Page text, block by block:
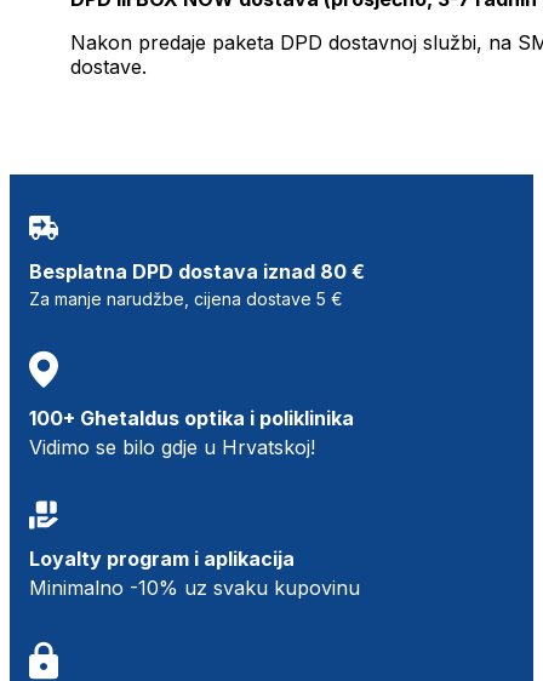
Nakon predaje paketa DPD dostavnoj službi, na
dostave.
Besplatna DPD dostava iznad 80 €
Za manje narudžbe, cijena dostave 5 €
100+ Ghetaldus optika i poliklinika
Vidimo se bilo gdje u Hrvatskoj!
Loyalty program i aplikacija
Minimalno -10% uz svaku kupovinu